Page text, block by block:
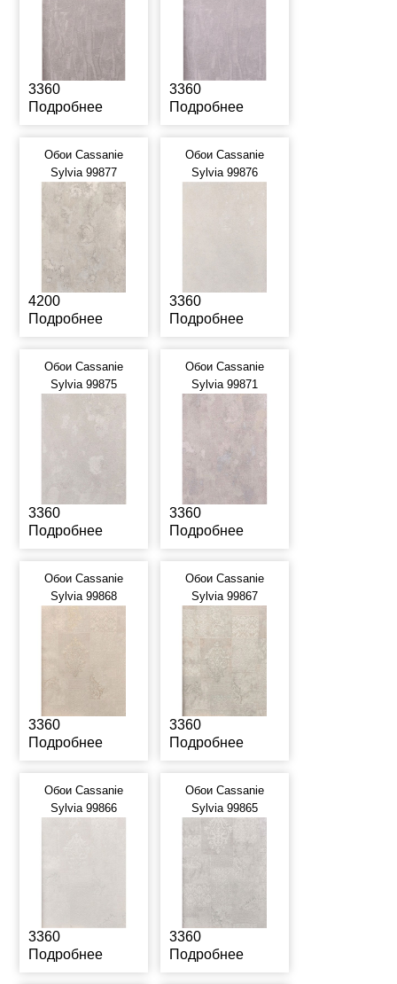
3360
Подробнее
3360
Подробнее
Обои Cassanie
Sylvia 99877
4200
Подробнее
Обои Cassanie
Sylvia 99876
3360
Подробнее
Обои Cassanie
Sylvia 99875
3360
Подробнее
Обои Cassanie
Sylvia 99871
3360
Подробнее
Обои Cassanie
Sylvia 99868
3360
Подробнее
Обои Cassanie
Sylvia 99867
3360
Подробнее
Обои Cassanie
Sylvia 99866
3360
Подробнее
Обои Cassanie
Sylvia 99865
3360
Подробнее